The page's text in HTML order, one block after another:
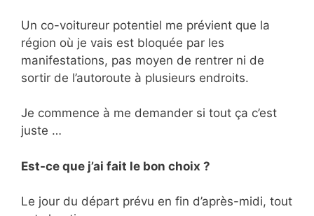
Un co-voitureur potentiel me prévient que la
région où je vais est bloquée par les
manifestations, pas moyen de rentrer ni de
sortir de l’autoroute à plusieurs endroits.
Je commence à me demander si tout ça c’est
juste …
Est-ce que j’ai fait le bon choix ?
Le jour du départ prévu en fin d’après-midi, tout